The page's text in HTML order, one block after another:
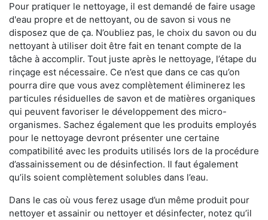
Pour pratiquer le nettoyage, il est demandé de faire usage
d'eau propre et de nettoyant, ou de savon si vous ne
disposez que de ça. N’oubliez pas, le choix du savon ou du
nettoyant à utiliser doit être fait en tenant compte de la
tâche à accomplir. Tout juste après le nettoyage, l’étape du
rinçage est nécessaire. Ce n’est que dans ce cas qu’on
pourra dire que vous avez complètement éliminerez les
particules résiduelles de savon et de matières organiques
qui peuvent favoriser le développement des micro-
organismes. Sachez également que les produits employés
pour le nettoyage devront présenter une certaine
compatibilité avec les produits utilisés lors de la procédure
d’assainissement ou de désinfection. Il faut également
qu’ils soient complètement solubles dans l’eau.
Dans le cas où vous ferez usage d’un même produit pour
nettoyer et assainir ou nettoyer et désinfecter, notez qu’il